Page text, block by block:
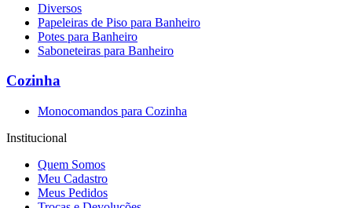
Diversos
Papeleiras de Piso para Banheiro
Potes para Banheiro
Saboneteiras para Banheiro
Cozinha
Monocomandos para Cozinha
Institucional
Quem Somos
Meu Cadastro
Meus Pedidos